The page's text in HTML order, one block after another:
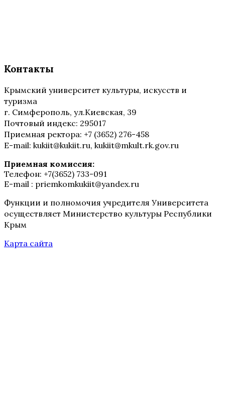
Контакты
Крымский университет культуры, искусств и
туризма
г. Симферополь, ул.Киевская, 39
Почтовый индекс: 295017
Приемная ректора: +7 (3652) 276-458
E-mail: kukiit@kukiit.ru, kukiit@mkult.rk.gov.ru
Приемная комиссия:
Телефон: +7(3652) 733-091
E-mail : priemkomkukiit@yandex.ru
Функции и полномочия учредителя Университета
осуществляет Министерство культуры Республики
Крым
Карта сайта